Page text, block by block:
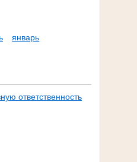
январь
ответственность